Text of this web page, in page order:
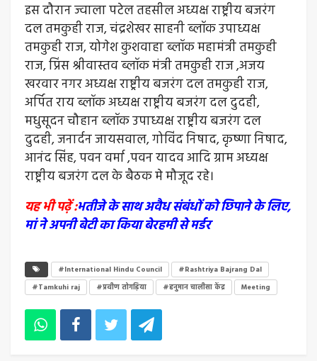
इस दौरान ज्वाला पटेल तहसील अध्यक्ष राष्ट्रीय बजरंग
दल तमकुही राज, चंद्रशेखर साहनी ब्लॉक उपाध्यक्ष
तमकुही राज, योगेश कुशवाहा ब्लॉक महामंत्री तमकुही
राज, प्रिंस श्रीवास्तव ब्लॉक मंत्री तमकुही राज ,अजय
खरवार नगर अध्यक्ष राष्ट्रीय बजरंग दल तमकुही राज,
अर्पित राय ब्लॉक अध्यक्ष राष्ट्रीय बजरंग दल दुदही,
मधुसूदन चौहान ब्लॉक उपाध्यक्ष राष्ट्रीय बजरंग दल
दुदही, जनार्दन जायसवाल, गोविंद निषाद, कृष्णा निषाद,
आनंद सिंह, पवन वर्मा ,पवन यादव आदि ग्राम अध्यक्ष
राष्ट्रीय बजरंग दल के बैठक मे मौजूद रहे।
यह भी पढ़ें :भतीजे के साथ अवैध संबंधों को छिपाने के लिए,
मां ने अपनी बेटी का किया बेरहमी से मर्डर
#International Hindu Council
#Rashtriya Bajrang Dal
#Tamkuhi raj
#प्रवीण तोगड़िया #हनुमान चालीसा केंद्र Meeting